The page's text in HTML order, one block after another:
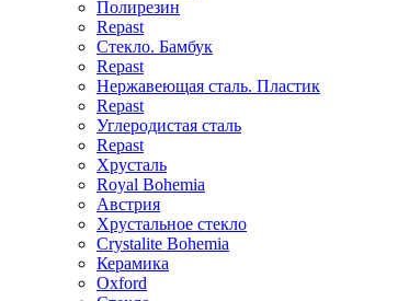
Полирезин
Repast
Стекло. Бамбук
Repast
Нержавеющая сталь. Пластик
Repast
Углеродистая сталь
Repast
Хрусталь
Royal Bohemia
Австрия
Хрустальное стекло
Crystalite Bohemia
Керамика
Oxford